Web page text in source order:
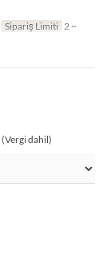
Sipariş Limiti 2 ~
(Vergi dahil)